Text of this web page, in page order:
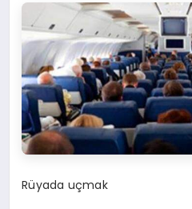
Rüyada uçmak